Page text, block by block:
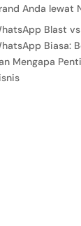
Anda lewat
Blast vs
Biasa:
Mengapa